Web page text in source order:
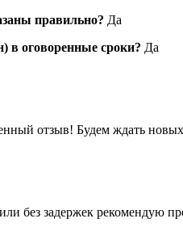
правильно? Да
в оговоренные сроки? Да
отзыв! Будем ждать новых
без задержек рекомендую